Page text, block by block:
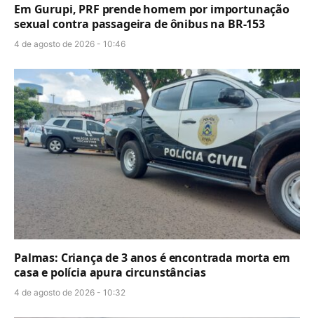
Em Gurupi, PRF prende homem por importunação
sexual contra passageira de ônibus na BR-153
4 de agosto de 2026 - 10:46
Palmas: Criança de 3 anos é encontrada morta em
casa e polícia apura circunstâncias
4 de agosto de 2026 - 10:32